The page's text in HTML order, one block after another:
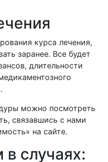
курса лечения,
заранее. Все будет
длительности
можно посмотреть
связавшись с нами
на сайте.
случаях: